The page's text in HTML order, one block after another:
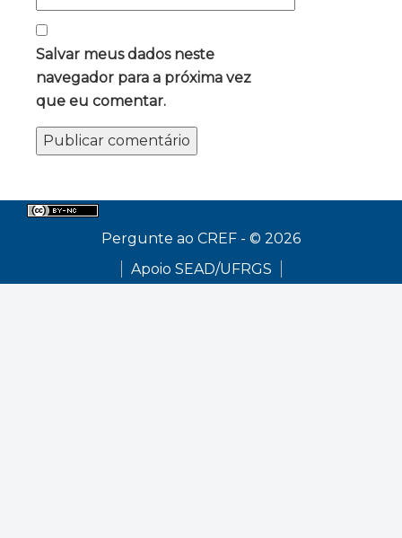
Salvar meus dados neste
navegador para a próxima vez
que eu comentar.
Pergunte ao CREF - © 2026
Apoio SEAD/UFRGS